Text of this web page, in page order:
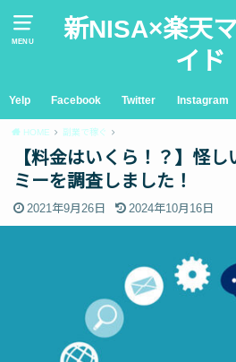
MENU
新NISA×楽天
イド
Yelp Facebook Twitter Instagram
HOME 副業で稼ぐ
【料金はいくら！？】怪
ミーを調査しました！
2021年9月26日 2024年10月16日